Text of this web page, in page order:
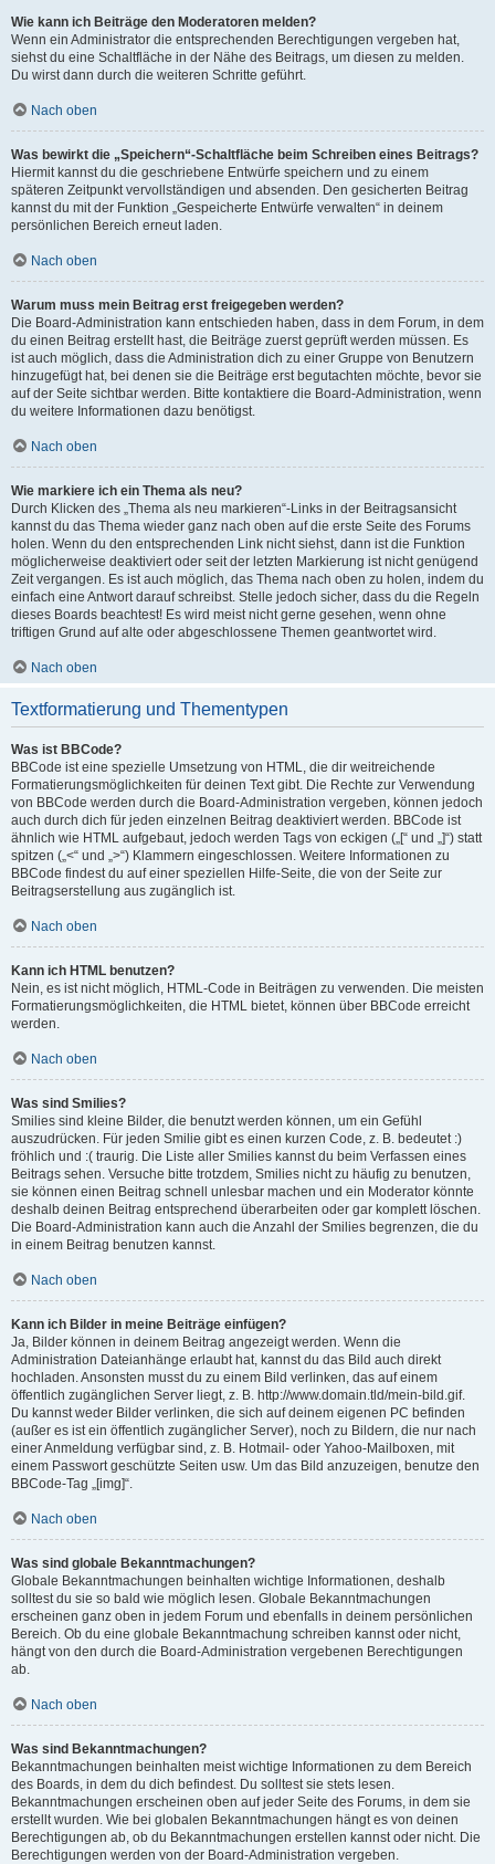
Wie kann ich Beiträge den Moderatoren melden?
Wenn ein Administrator die entsprechenden Berechtigungen vergeben hat,
siehst du eine Schaltfläche in der Nähe des Beitrags, um diesen zu melden.
Du wirst dann durch die weiteren Schritte geführt.
Nach oben
Was bewirkt die „Speichern“-Schaltfläche beim Schreiben eines Beitrags?
Hiermit kannst du die geschriebene Entwürfe speichern und zu einem
späteren Zeitpunkt vervollständigen und absenden. Den gesicherten Beitrag
kannst du mit der Funktion „Gespeicherte Entwürfe verwalten“ in deinem
persönlichen Bereich erneut laden.
Nach oben
Warum muss mein Beitrag erst freigegeben werden?
Die Board-Administration kann entschieden haben, dass in dem Forum, in dem
du einen Beitrag erstellt hast, die Beiträge zuerst geprüft werden müssen. Es
ist auch möglich, dass die Administration dich zu einer Gruppe von Benutzern
hinzugefügt hat, bei denen sie die Beiträge erst begutachten möchte, bevor sie
auf der Seite sichtbar werden. Bitte kontaktiere die Board-Administration, wenn
du weitere Informationen dazu benötigst.
Nach oben
Wie markiere ich ein Thema als neu?
Durch Klicken des „Thema als neu markieren“-Links in der Beitragsansicht
kannst du das Thema wieder ganz nach oben auf die erste Seite des Forums
holen. Wenn du den entsprechenden Link nicht siehst, dann ist die Funktion
möglicherweise deaktiviert oder seit der letzten Markierung ist nicht genügend
Zeit vergangen. Es ist auch möglich, das Thema nach oben zu holen, indem du
einfach eine Antwort darauf schreibst. Stelle jedoch sicher, dass du die Regeln
dieses Boards beachtest! Es wird meist nicht gerne gesehen, wenn ohne
triftigen Grund auf alte oder abgeschlossene Themen geantwortet wird.
Nach oben
Textformatierung und Thementypen
Was ist BBCode?
BBCode ist eine spezielle Umsetzung von HTML, die dir weitreichende
Formatierungsmöglichkeiten für deinen Text gibt. Die Rechte zur Verwendung
von BBCode werden durch die Board-Administration vergeben, können jedoch
auch durch dich für jeden einzelnen Beitrag deaktiviert werden. BBCode ist
ähnlich wie HTML aufgebaut, jedoch werden Tags von eckigen („[“ und „]“) statt
spitzen („<“ und „>“) Klammern eingeschlossen. Weitere Informationen zu
BBCode findest du auf einer speziellen Hilfe-Seite, die von der Seite zur
Beitragserstellung aus zugänglich ist.
Nach oben
Kann ich HTML benutzen?
Nein, es ist nicht möglich, HTML-Code in Beiträgen zu verwenden. Die meisten
Formatierungsmöglichkeiten, die HTML bietet, können über BBCode erreicht
werden.
Nach oben
Was sind Smilies?
Smilies sind kleine Bilder, die benutzt werden können, um ein Gefühl
auszudrücken. Für jeden Smilie gibt es einen kurzen Code, z. B. bedeutet :)
fröhlich und :( traurig. Die Liste aller Smilies kannst du beim Verfassen eines
Beitrags sehen. Versuche bitte trotzdem, Smilies nicht zu häufig zu benutzen,
sie können einen Beitrag schnell unlesbar machen und ein Moderator könnte
deshalb deinen Beitrag entsprechend überarbeiten oder gar komplett löschen.
Die Board-Administration kann auch die Anzahl der Smilies begrenzen, die du
in einem Beitrag benutzen kannst.
Nach oben
Kann ich Bilder in meine Beiträge einfügen?
Ja, Bilder können in deinem Beitrag angezeigt werden. Wenn die
Administration Dateianhänge erlaubt hat, kannst du das Bild auch direkt
hochladen. Ansonsten musst du zu einem Bild verlinken, das auf einem
öffentlich zugänglichen Server liegt, z. B. http://www.domain.tld/mein-bild.gif.
Du kannst weder Bilder verlinken, die sich auf deinem eigenen PC befinden
(außer es ist ein öffentlich zugänglicher Server), noch zu Bildern, die nur nach
einer Anmeldung verfügbar sind, z. B. Hotmail- oder Yahoo-Mailboxen, mit
einem Passwort geschützte Seiten usw. Um das Bild anzuzeigen, benutze den
BBCode-Tag „[img]“.
Nach oben
Was sind globale Bekanntmachungen?
Globale Bekanntmachungen beinhalten wichtige Informationen, deshalb
solltest du sie so bald wie möglich lesen. Globale Bekanntmachungen
erscheinen ganz oben in jedem Forum und ebenfalls in deinem persönlichen
Bereich. Ob du eine globale Bekanntmachung schreiben kannst oder nicht,
hängt von den durch die Board-Administration vergebenen Berechtigungen
ab.
Nach oben
Was sind Bekanntmachungen?
Bekanntmachungen beinhalten meist wichtige Informationen zu dem Bereich
des Boards, in dem du dich befindest. Du solltest sie stets lesen.
Bekanntmachungen erscheinen oben auf jeder Seite des Forums, in dem sie
erstellt wurden. Wie bei globalen Bekanntmachungen hängt es von deinen
Berechtigungen ab, ob du Bekanntmachungen erstellen kannst oder nicht. Die
Berechtigungen werden von der Board-Administration vergeben.